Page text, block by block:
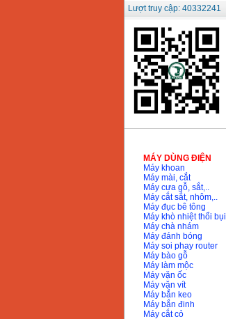
Lượt truy cập: 40332241
MÁY DÙNG ĐIỆN
Máy khoan
Máy mài, cắt
Máy cưa gỗ, sắt,..
Máy cắt sắt, nhôm,..
Máy đục bê tông
Máy khò nhiệt thổi bụi
Máy chà nhám
Máy đánh bóng
Máy soi phay router
Máy bào gỗ
Máy làm mộc
Máy vặn ốc
Máy vặn vít
Máy bắn keo
Máy bắn đinh
Máy cắt cỏ